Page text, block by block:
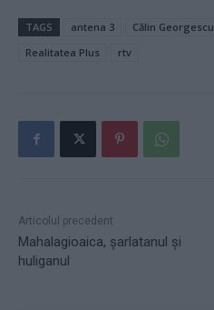
TAGS antena 3 Călin Georgescu
Realitatea Plus
rtv
Articolul precedent
Mahalagioaica, șarlatanul și
huliganul